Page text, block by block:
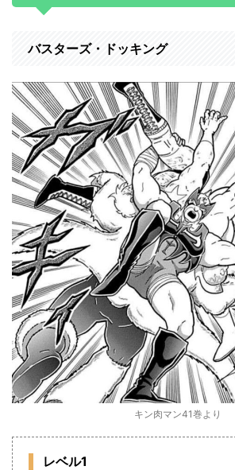
バスターズ・ドッキング
キン肉マン41巻より
レベル1